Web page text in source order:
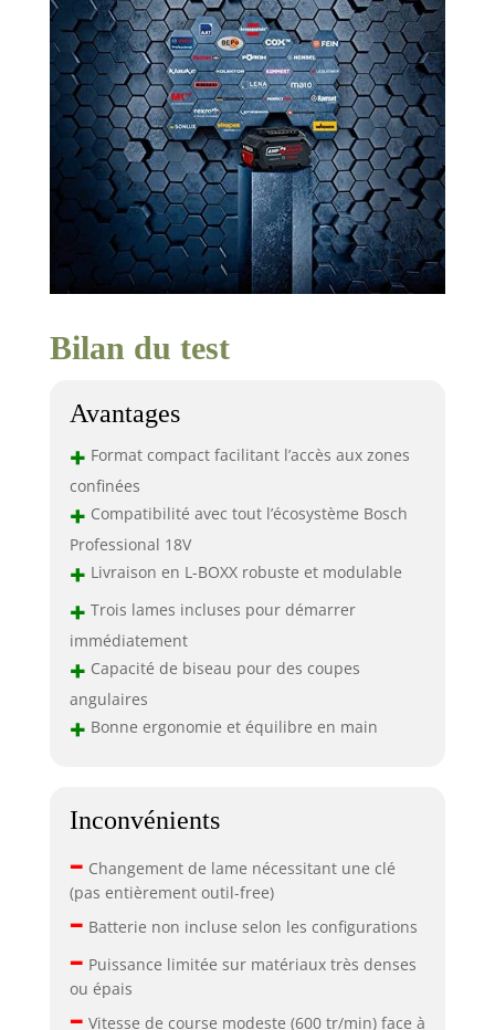
Bilan du test
Avantages
+ Format compact facilitant l’accès aux zones
confinées
+ Compatibilité avec tout l’écosystème Bosch
Professional 18V
+ Livraison en L-BOXX robuste et modulable
+ Trois lames incluses pour démarrer
immédiatement
+ Capacité de biseau pour des coupes
angulaires
+ Bonne ergonomie et équilibre en main
Inconvénients
– Changement de lame nécessitant une clé
(pas entièrement outil-free)
– Batterie non incluse selon les configurations
– Puissance limitée sur matériaux très denses
ou épais
– Vitesse de course modeste (600 tr/min) face à